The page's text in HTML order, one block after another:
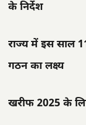
के निर्देश
राज्य में इस साल
गठन का लक्ष्य
खरीफ 2025 के